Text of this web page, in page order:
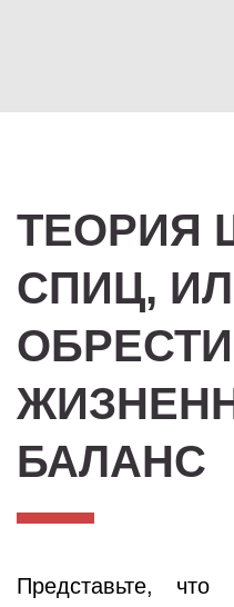
ТЕОРИЯ
СПИЦ,
ОБРЕСТИ
БАЛАНС
Представьте,